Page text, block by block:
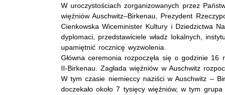
W uroczystościach zorganizowanych przez
więźniów Auschwitz–Birkenau, Prezydent
Cienkowska Wiceminister Kultury i Dziedzictwa
dyplomaci, przedstawiciele władz lokalnych,
upamiętnić rocznicę wyzwolenia.
Główna ceremonia rozpoczęła się o godzinie
II-Birkenau. Zagłada więźniów w Auschwitz
W tym czasie niemieccy naziści w Auschwitz –
doczekało około 7 tysięcy więźniów, w tym